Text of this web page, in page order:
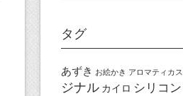
タグ
あずき お絵かき アロマティカス
ジナル カイロ シリコン